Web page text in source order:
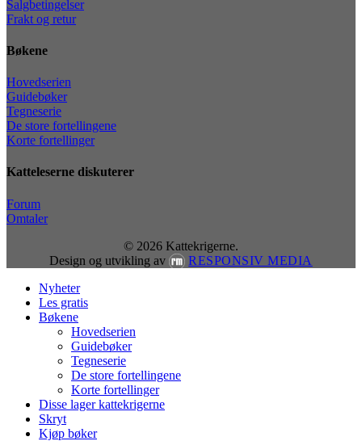
Salgbetingelser
Frakt og retur
Bøkene
Hovedserien
Guidebøker
Tegneserie
De store fortellingene
Korte fortellinger
Katteleserne diskuterer
Forum
Omtaler
© 2026 Kattekrigerne.
Design og utvikling av
RESPONSIV MEDIA
Close
Menu
Nyheter
Les gratis
Bøkene
Hovedserien
Guidebøker
Tegneserie
De store fortellingene
Korte fortellinger
Disse lager kattekrigerne
Skryt
Kjøp bøker